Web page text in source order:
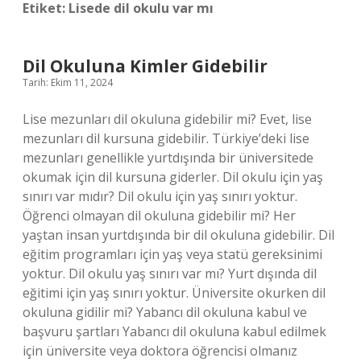
Etiket: Lisede dil okulu var mı
Dil Okuluna Kimler Gidebilir
Tarih: Ekim 11, 2024
Lise mezunları dil okuluna gidebilir mi? Evet, lise
mezunları dil kursuna gidebilir. Türkiye’deki lise
mezunları genellikle yurtdışında bir üniversitede
okumak için dil kursuna giderler. Dil okulu için yaş
sınırı var mıdır? Dil okulu için yaş sınırı yoktur.
Öğrenci olmayan dil okuluna gidebilir mi? Her
yaştan insan yurtdışında bir dil okuluna gidebilir. Dil
eğitim programları için yaş veya statü gereksinimi
yoktur. Dil okulu yaş sınırı var mı? Yurt dışında dil
eğitimi için yaş sınırı yoktur. Üniversite okurken dil
okuluna gidilir mi? Yabancı dil okuluna kabul ve
başvuru şartları Yabancı dil okuluna kabul edilmek
için üniversite veya doktora öğrencisi olmanız